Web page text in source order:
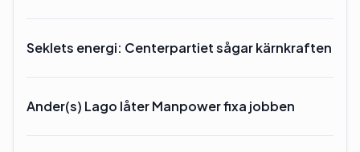
Seklets energi: Centerpartiet sågar kärnkraften
Ander(s) Lago låter Manpower fixa jobben